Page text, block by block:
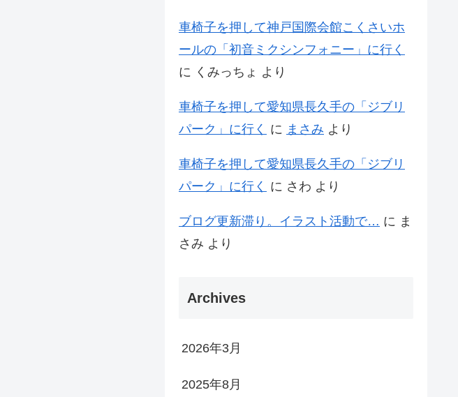
車椅子を押して神戸国際会館こくさいホ
ールの「初音ミクシンフォニー」に行く
に くみっちょ より
車椅子を押して愛知県長久手の「ジブリ
パーク」に行く に まさみ より
車椅子を押して愛知県長久手の「ジブリ
パーク」に行く に さわ より
ブログ更新滞り。イラスト活動で… に ま
さみ より
Archives
2026年3月
2025年8月